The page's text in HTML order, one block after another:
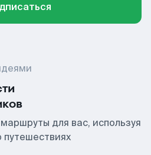
для вас, используя
путешествиях